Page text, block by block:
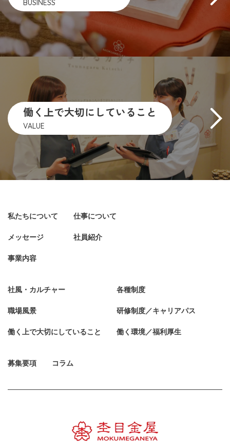
BUSINESS
働く上で大切にしていること
VALUE
私たちについて
メッセージ
事業内容
仕事について
社員紹介
社風・カルチャー
職場風景
働く上で大切にしていること
各種制度
研修制度／キャリアパス
働く環境／福利厚生
募集要項 コラム